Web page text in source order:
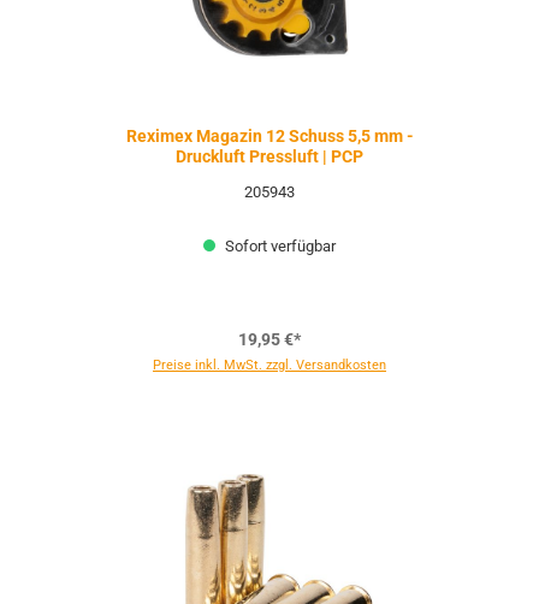
Reximex Magazin 12 Schuss 5,5 mm -
Druckluft Pressluft | PCP
205943
Sofort verfügbar
19,95 €*
Preise inkl. MwSt. zzgl. Versandkosten